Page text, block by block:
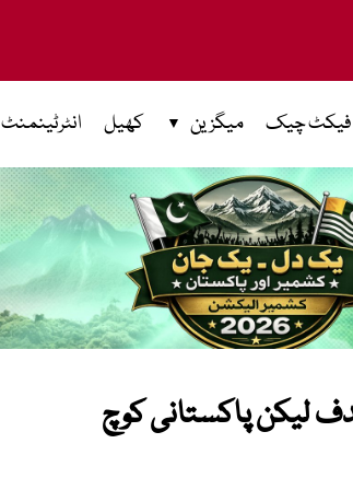
چیک میگزین کھیل انٹرٹینمنٹ
لیکن پاکستانی کوچ